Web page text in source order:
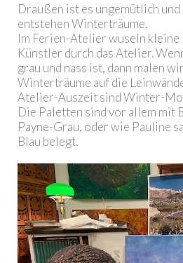
Draußen ist es ungemütlich
entstehen Winterträume.
Im Ferien-Atelier wuseln
Künstler durch das Atelier.
grau und nass ist, dann malen
Winterträume auf die
Atelier-Auszeit sind Winter-
Die Paletten sind vor allem mit
Payne-Grau, oder wie Pauline
Blau belegt.